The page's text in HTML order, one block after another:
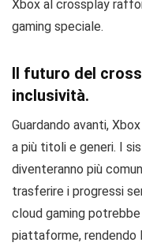
Xbox al crossplay
gaming speciale.
Il futuro del
inclusività.
Guardando avanti,
a più titoli e generi. I
diventeranno più
trasferire i progressi
cloud gaming
piattaforme, rendendo